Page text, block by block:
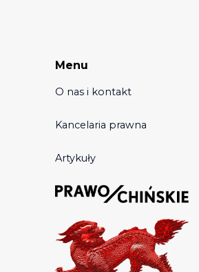
Menu
O nas i kontakt
Kancelaria prawna
Artykuły